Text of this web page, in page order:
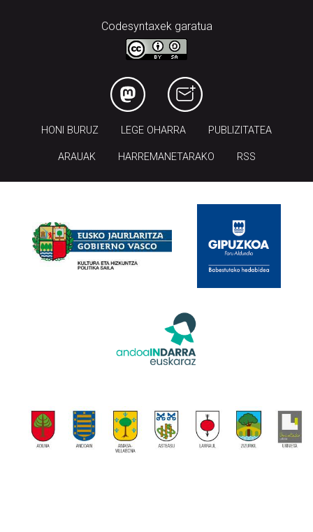
Codesyntaxek garatua
HONI BURUZ LEGE OHARRA PUBLIZITATEA
ARAUAK HARREMANETARAKO RSS